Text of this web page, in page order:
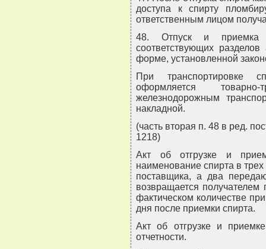
доступа к спирту
ответственным лицом
48. Отпуск и приемка
соответствующих
форме, установленной
При транспортировке
оформляется
железнодорожным
накладной.
(часть вторая п. 48 в ред.
1218)
Акт об отгрузке и
наименование спирта в трех
поставщика, а два
возвращается
фактическом количестве
дня после приемки спирта.
Акт об отгрузке и
отчетности.